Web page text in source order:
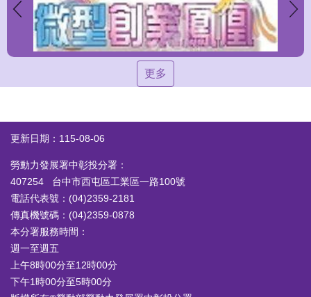
更多
更新日期：115-08-06
勞動力發展署中彰投分署：
407254 台中市西屯區工業區一路100號
電話代表號：(04)2359-2181
傳真機號碼：(04)2359-0878
本分署服務時間：
週一至週五
上午8時00分至12時00分
下午1時00分至5時00分